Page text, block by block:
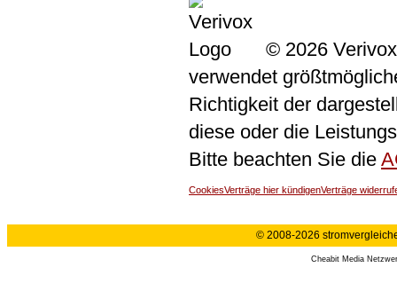
© 2026
verwendet
Richtigkeit der
diese oder die
Bitte beachten Sie die
CookiesVerträge hier kündigenVerträge
© 2008-2026
Cheabit Media